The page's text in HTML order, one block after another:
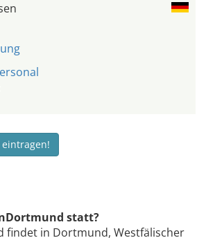
statt?
findet in Dortmund, Westfälischer